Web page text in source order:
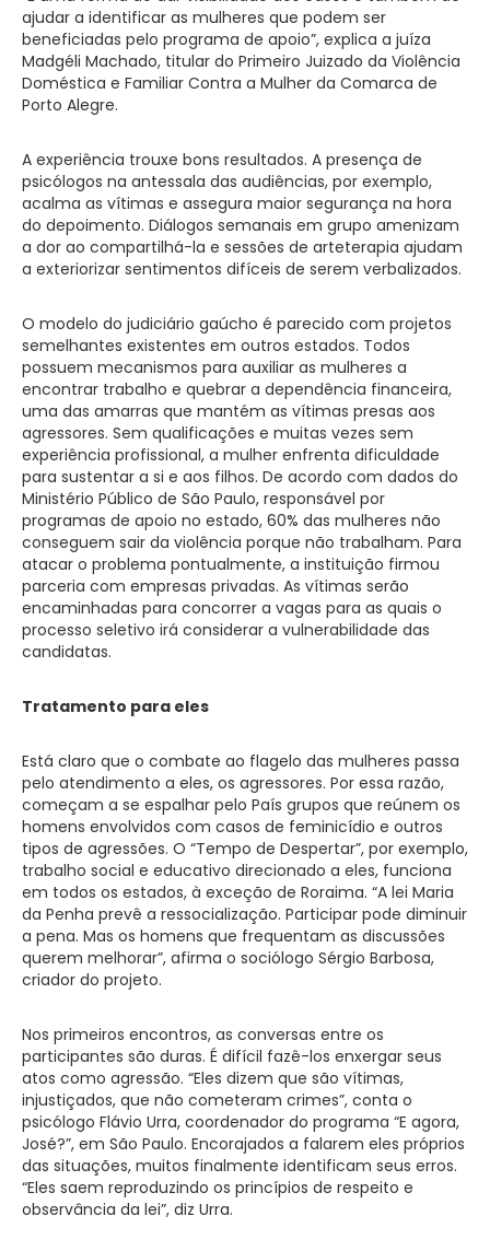
ajudar a identificar as mulheres que podem ser
beneficiadas pelo programa de apoio”, explica a juíza
Madgéli Machado, titular do Primeiro Juizado da Violência
Doméstica e Familiar Contra a Mulher da Comarca de
Porto Alegre.
A experiência trouxe bons resultados. A presença de
psicólogos na antessala das audiências, por exemplo,
acalma as vítimas e assegura maior segurança na hora
do depoimento. Diálogos semanais em grupo amenizam
a dor ao compartilhá-la e sessões de arteterapia ajudam
a exteriorizar sentimentos difíceis de serem verbalizados.
O modelo do judiciário gaúcho é parecido com projetos
semelhantes existentes em outros estados. Todos
possuem mecanismos para auxiliar as mulheres a
encontrar trabalho e quebrar a dependência financeira,
uma das amarras que mantém as vítimas presas aos
agressores. Sem qualificações e muitas vezes sem
experiência profissional, a mulher enfrenta dificuldade
para sustentar a si e aos filhos. De acordo com dados do
Ministério Público de São Paulo, responsável por
programas de apoio no estado, 60% das mulheres não
conseguem sair da violência porque não trabalham. Para
atacar o problema pontualmente, a instituição firmou
parceria com empresas privadas. As vítimas serão
encaminhadas para concorrer a vagas para as quais o
processo seletivo irá considerar a vulnerabilidade das
candidatas.
Tratamento para eles
Está claro que o combate ao flagelo das mulheres passa
pelo atendimento a eles, os agressores. Por essa razão,
começam a se espalhar pelo País grupos que reúnem os
homens envolvidos com casos de feminicídio e outros
tipos de agressões. O “Tempo de Despertar”, por exemplo,
trabalho social e educativo direcionado a eles, funciona
em todos os estados, à exceção de Roraima. “A lei Maria
da Penha prevê a ressocialização. Participar pode diminuir
a pena. Mas os homens que frequentam as discussões
querem melhorar”, afirma o sociólogo Sérgio Barbosa,
criador do projeto.
Nos primeiros encontros, as conversas entre os
participantes são duras. É difícil fazê-los enxergar seus
atos como agressão. “Eles dizem que são vítimas,
injustiçados, que não cometeram crimes”, conta o
psicólogo Flávio Urra, coordenador do programa “E agora,
José?”, em São Paulo. Encorajados a falarem eles próprios
das situações, muitos finalmente identificam seus erros.
“Eles saem reproduzindo os princípios de respeito e
observância da lei”, diz Urra.